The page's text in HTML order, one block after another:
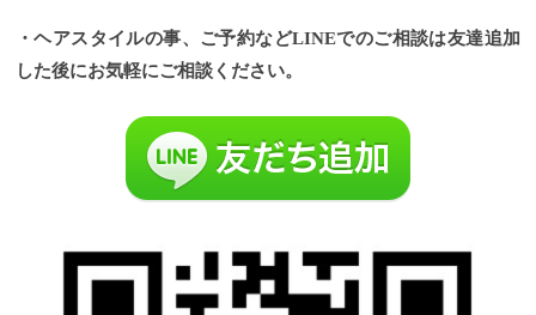
・ヘアスタイルの事、ご予約などLINEでのご相談は友達追加
した後にお気軽にご相談ください。